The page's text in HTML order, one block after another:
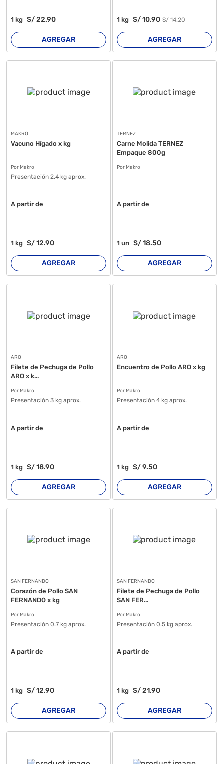
1kg S/22.90
AGREGAR
1 kg S/10.90 S/14.20
AGREGAR
MAKRO
Vacuno Hígado x kg
Por Makro
Presentación 2.4 kg aprox.
A partir de
1kg S/12.90
AGREGAR
TERNEZ
Carne Molida TERNEZ
Empaque 800g
Por Makro
A partir de
1 un S/18.50
AGREGAR
ARO
Filete de Pechuga de Pollo
ARO x k...
Por Makro
Presentación 3 kg aprox.
A partir de
1kg S/18.90
AGREGAR
ARO
Encuentro de Pollo ARO x kg
Por Makro
Presentación 4 kg aprox.
A partir de
1 kg S/9.50
AGREGAR
SAN FERNANDO
Corazón de Pollo SAN
FERNANDO x kg
Por Makro
Presentación 0.7 kg aprox.
A partir de
1kg S/12.90
AGREGAR
SAN FERNANDO
Filete de Pechuga de Pollo
SAN FER...
Por Makro
Presentación 0.5 kg aprox.
A partir de
1 kg S/21.90
AGREGAR